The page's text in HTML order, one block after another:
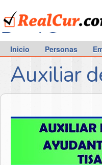
Inicio Personas
Auxiliar